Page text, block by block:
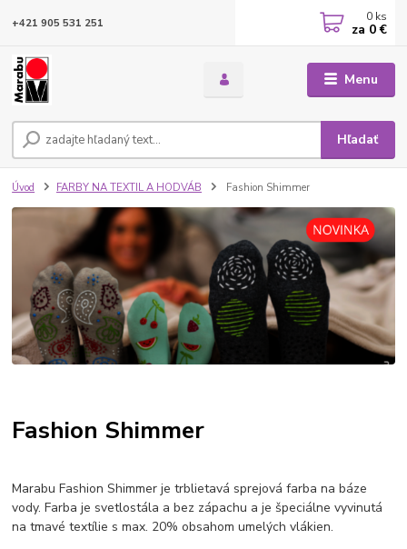
Menu
Hľadať
+421 905 531 251 0 ks
za 0 €
Úvod FARBY NA TEXTIL A HODVÁB Fashion Shimmer
Fashion Shimmer
Marabu Fashion Shimmer je trblietavá sprejová farba na báze
vody. Farba je svetlostála a bez zápachu a je špeciálne vyvinutá
na tmavé textílie s max. 20% obsahom umelých vlákien.